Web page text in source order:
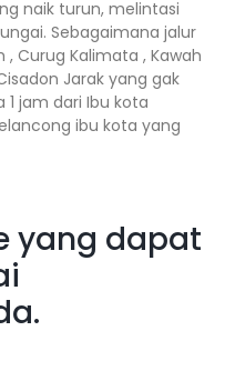
naik turun, melintasi
Sebagaimana jalur
, Curug Kalimata , Kawah
Jarak yang gak
jam dari Ibu kota
ibu kota yang
yang dapat